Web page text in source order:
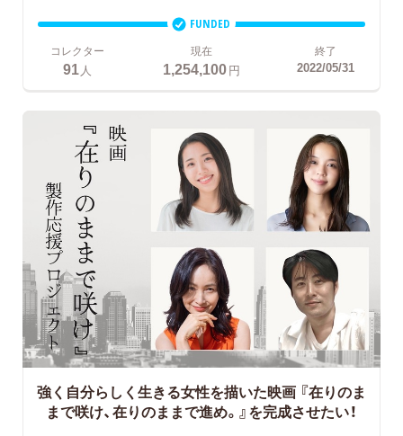
FUNDED
コレクター
91 人
現在
1,254,100円
終了
2022/05/31
強く自分らしく生きる女性を描いた映画 『在りのま
まで咲け、在りのままで進め。』を完成させたい！